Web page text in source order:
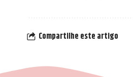
Compartilhe este artigo